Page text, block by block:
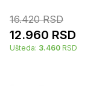
16.420RSD
12.960 RSD
Ušteda: 3.460 RSD